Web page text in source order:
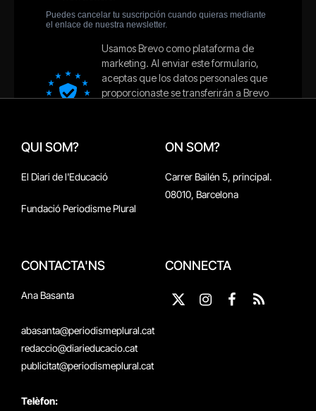
QUI SOM?
El Diari de l'Educació
Fundació Periodisme Plural
ON SOM?
Carrer Bailén 5, principal.
08010, Barcelona
CONTACTA'NS
Ana Basanta
abasanta@periodismeplural.cat
redaccio@diarieducacio.cat
publicitat@periodismeplural.cat
Telèfon:
CONNECTA
X
InstagramFacebook
RSS